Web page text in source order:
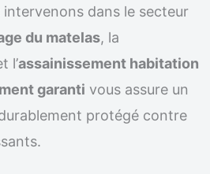
intervenons dans le secteur
du matelas, la
l’assainissement habitation
garanti vous assure un
protégé contre